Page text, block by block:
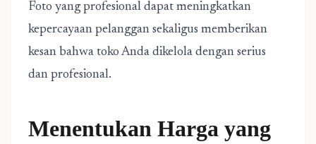
Foto yang profesional dapat meningkatkan
kepercayaan pelanggan sekaligus memberikan
kesan bahwa toko Anda dikelola dengan serius
dan profesional.
Menentukan Harga yang